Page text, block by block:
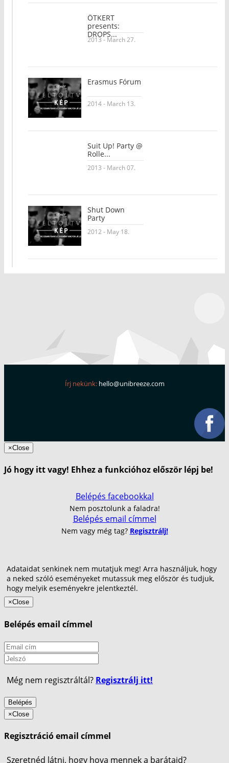
ÖTKERT
presents:
DROPS...
2013 - March 27.
Erasmus Fórum
2014 - March 13.
Suit Up! Party @
Rolle...
2013 - March 07.
Shut Down
Party
2012 - May 18.
Írj nekünk: hello@unibreeze.com
×Close
Jó hogy itt vagy! Ehhez a funkcióhoz először lépj be!
Belépés facebookkal
Nem posztolunk a faladra!
Belépés email címmel
Nem vagy még tag? Regisztrálj!
Adataidat senkinek nem mutatjuk meg! Arra használjuk, hogy
a neked szóló eseményeket mutassuk meg először és tudjuk,
hogy melyik eseményekre jelentkeztél.
×Close
Belépés email címmel
Még nem regisztráltál? Regisztrálj itt!
Belépés
×Close
Regisztráció email címmel
Szeretnéd látni, hogy hova mennek a barátaid?